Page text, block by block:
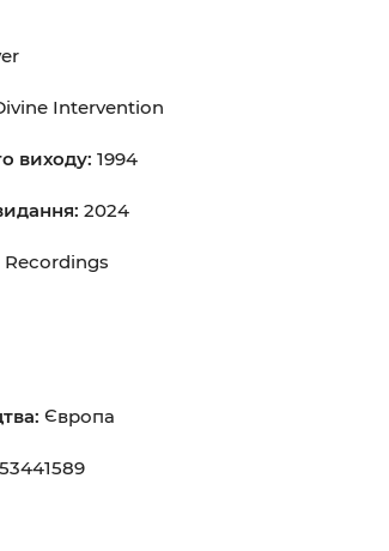
Intervention
виходу: 1994
2024
Європа